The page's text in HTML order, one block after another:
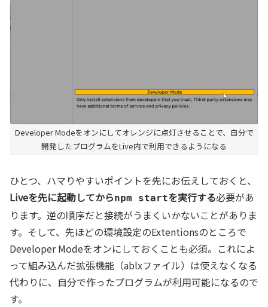
Developer Modeをオンにしてオレンジに点灯させることで、自分で
開発したプログラムをLive内で利用できるようになる
ひとつ、ハマりやすいポイントを先にお伝えしておくと、
Liveを先に起動してからnpm startを実行する必要があ
ります。逆の順序だと接続がうまくいかないことがありま
す。そして、先ほどの環境設定のExtentionsのところで
Developer Modeをオンにしておくことも必須。これによ
って組み込んだ拡張機能（ablxファイル）は使えなくなる
代わりに、自分で作ったプログラムが利用可能になるので
す。